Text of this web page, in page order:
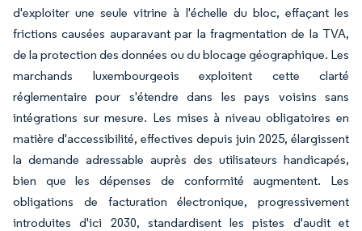
d'exploiter une seule vitrine à l'échelle du bloc, effaçant les
frictions causées auparavant par la fragmentation de la TVA,
de la protection des données ou du blocage géographique. Les
marchands luxembourgeois exploitent cette clarté
réglementaire pour s'étendre dans les pays voisins sans
intégrations sur mesure. Les mises à niveau obligatoires en
matière d'accessibilité, effectives depuis juin 2025, élargissent
la demande adressable auprès des utilisateurs handicapés,
bien que les dépenses de conformité augmentent. Les
obligations de facturation électronique, progressivement
introduites d'ici 2030, standardisent les pistes d'audit et